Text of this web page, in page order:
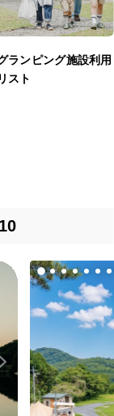
ランピング施設利用
スト